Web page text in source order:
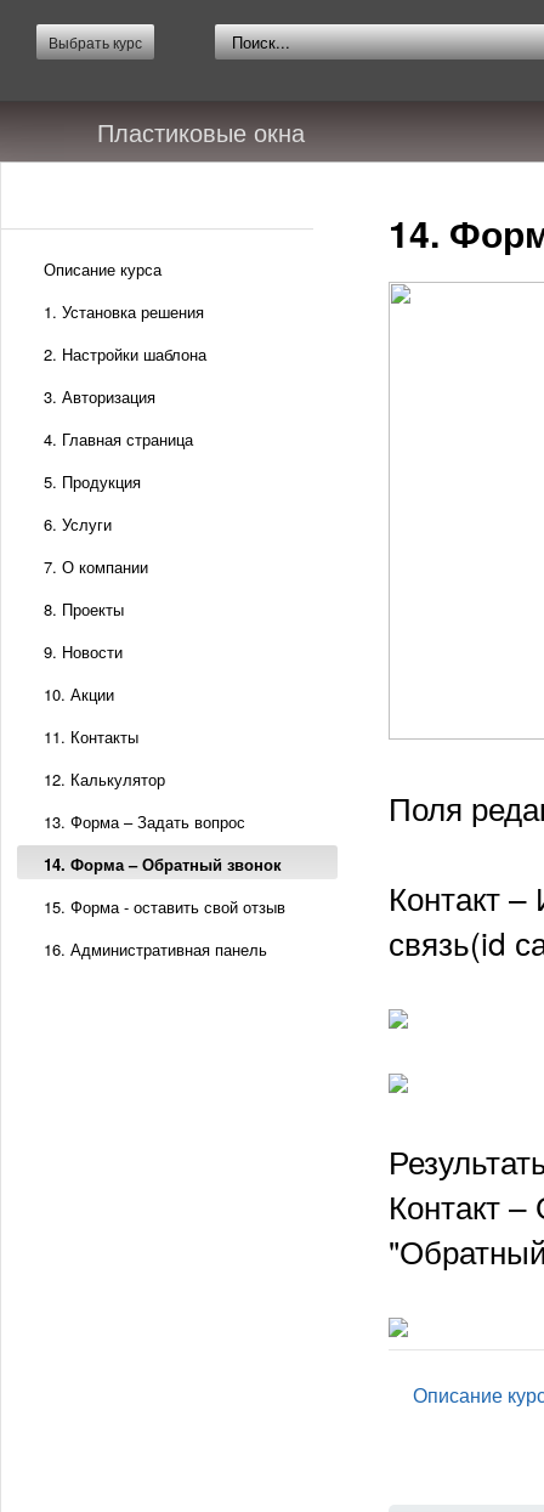
Выбрать курс
Пластиковые окна
Описание курса
1. Установка решения
2. Настройки шаблона
3. Авторизация
4. Главная страница
5. Продукция
6. Услуги
7. О компании
8. Проекты
9. Новости
10. Акции
11. Контакты
12. Калькулятор
13. Форма – Задать вопрос
14. Форма – Обратный звонок
15. Форма - оставить свой отзыв
16. Административная панель
14.
Поля
Контакт
связь(id
Контакт
Описание